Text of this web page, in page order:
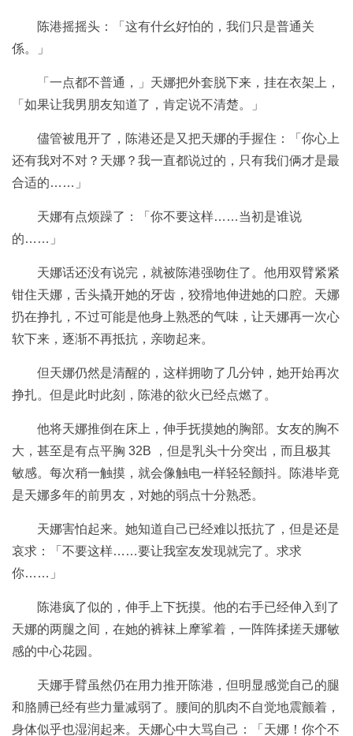
陈港摇摇头：「这有什幺好怕的，我们只是普通关
係。」
「一点都不普通，」天娜把外套脱下来，挂在衣架上，
「如果让我男朋友知道了，肯定说不清楚。」
儘管被甩开了，陈港还是又把天娜的手握住：「你心上
还有我对不对？天娜？我一直都说过的，只有我们俩才是最
合适的……」
天娜有点烦躁了：「你不要这样……当初是谁说
的……」
天娜话还没有说完，就被陈港强吻住了。他用双臂紧紧
钳住天娜，舌头撬开她的牙齿，狡猾地伸进她的口腔。天娜
扔在挣扎，不过可能是他身上熟悉的气味，让天娜再一次心
软下来，逐渐不再抵抗，亲吻起来。
但天娜仍然是清醒的，这样拥吻了几分钟，她开始再次
挣扎。但是此时此刻，陈港的欲火已经点燃了。
他将天娜推倒在床上，伸手抚摸她的胸部。女友的胸不
大，甚至是有点平胸 32B ，但是乳头十分突出，而且极其
敏感。每次稍一触摸，就会像触电一样轻轻颤抖。陈港毕竟
是天娜多年的前男友，对她的弱点十分熟悉。
天娜害怕起来。她知道自己已经难以抵抗了，但是还是
哀求：「不要这样……要让我室友发现就完了。求求
你……」
陈港疯了似的，伸手上下抚摸。他的右手已经伸入到了
天娜的两腿之间，在她的裤袜上摩挲着，一阵阵揉搓天娜敏
感的中心花园。
天娜手臂虽然仍在用力推开陈港，但明显感觉自己的腿
和胳膊已经有些力量减弱了。腰间的肌肉不自觉地震颤着，
身体似乎也湿润起来。天娜心中大骂自己：「天娜！你个不